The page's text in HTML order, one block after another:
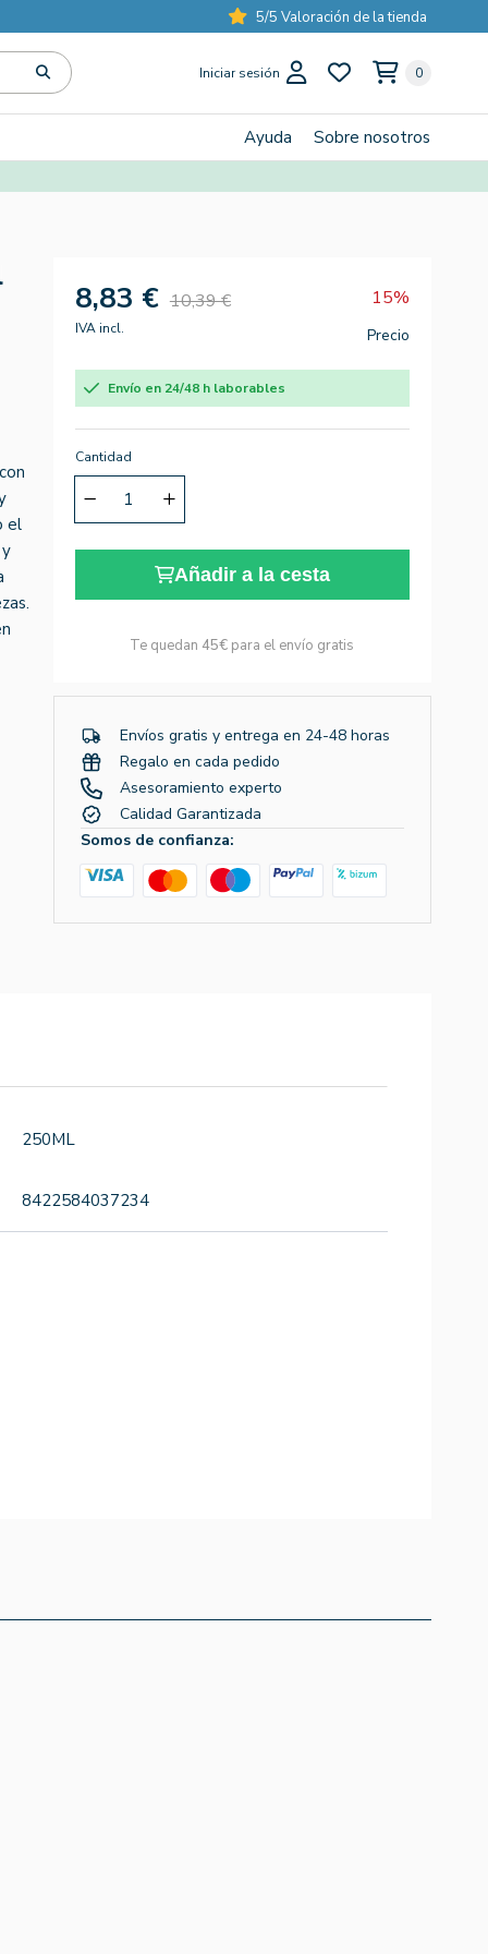
5/5 Valoración de la tienda
Iniciar sesión 0
Ayuda Sobre nosotros
el
8,83 € 10,39 € 15%
IVA incl. Precio
Envío en 24/48 h laborables
Cantidad
Añadir a la cesta
Te quedan 45€ para el envío gratis
Envíos gratis y entrega en 24-48 horas
Regalo en cada pedido
Asesoramiento experto
Calidad Garantizada
Somos de confianza:
250ML
8422584037234